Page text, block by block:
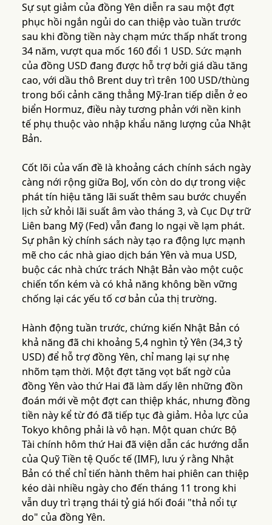
Sự sụt giảm của đồng Yên diễn ra sau một đợt
phục hồi ngắn ngủi do can thiệp vào tuần trước
sau khi đồng tiền này chạm mức thấp nhất trong
34 năm, vượt qua mốc 160 đổi 1 USD. Sức mạnh
của đồng USD đang được hỗ trợ bởi giá dầu tăng
cao, với dầu thô Brent duy trì trên 100 USD/thùng
trong bối cảnh căng thẳng Mỹ-Iran tiếp diễn ở eo
biển Hormuz, điều này tương phản với nền kinh
tế phụ thuộc vào nhập khẩu năng lượng của Nhật
Bản.
Cốt lõi của vấn đề là khoảng cách chính sách ngày
càng nới rộng giữa BoJ, vốn còn do dự trong việc
phát tín hiệu tăng lãi suất thêm sau bước chuyển
lịch sử khỏi lãi suất âm vào tháng 3, và Cục Dự trữ
Liên bang Mỹ (Fed) vẫn đang lo ngại về lạm phát.
Sự phân kỳ chính sách này tạo ra động lực mạnh
mẽ cho các nhà giao dịch bán Yên và mua USD,
buộc các nhà chức trách Nhật Bản vào một cuộc
chiến tốn kém và có khả năng không bền vững
chống lại các yếu tố cơ bản của thị trường.
Hành động tuần trước, chứng kiến Nhật Bản có
khả năng đã chi khoảng 5,4 nghìn tỷ Yên (34,3 tỷ
USD) để hỗ trợ đồng Yên, chỉ mang lại sự nhẹ
nhõm tạm thời. Một đợt tăng vọt bất ngờ của
đồng Yên vào thứ Hai đã làm dấy lên những đồn
đoán mới về một đợt can thiệp khác, nhưng đồng
tiền này kể từ đó đã tiếp tục đà giảm. Hỏa lực của
Tokyo không phải là vô hạn. Một quan chức Bộ
Tài chính hôm thứ Hai đã viện dẫn các hướng dẫn
của Quỹ Tiền tệ Quốc tế (IMF), lưu ý rằng Nhật
Bản có thể chỉ tiến hành thêm hai phiên can thiệp
kéo dài nhiều ngày cho đến tháng 11 trong khi
vẫn duy trì trạng thái tỷ giá hối đoái "thả nổi tự
do" của đồng Yên.